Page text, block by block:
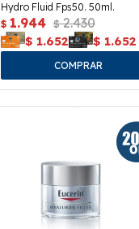
Hydro Fluid Fps50. 50ml.
$ 1.944 $ 2.430
$ 1.652 $ 1.652